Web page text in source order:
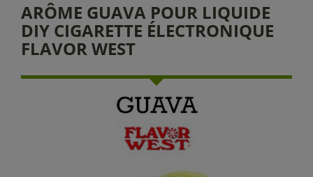
ARÔME GUAVA POUR LIQUIDE
DIY CIGARETTE ÉLECTRONIQUE
FLAVOR WEST